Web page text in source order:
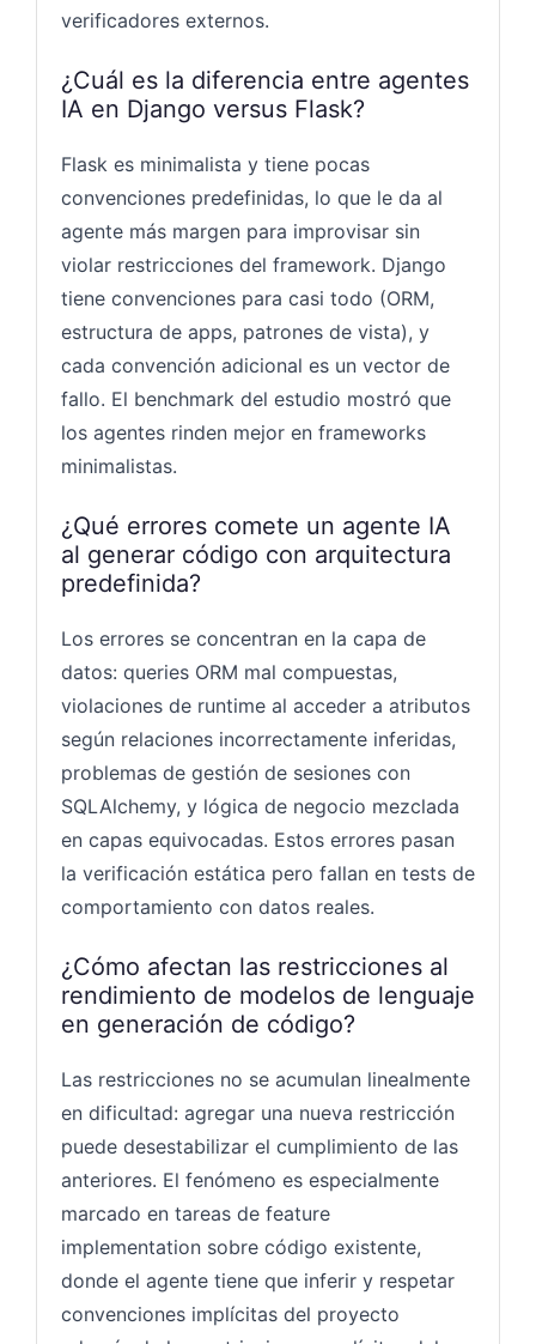
verificadores externos.
¿Cuál es la diferencia entre agentes
IA en Django versus Flask?
Flask es minimalista y tiene pocas
convenciones predefinidas, lo que le da al
agente más margen para improvisar sin
violar restricciones del framework. Django
tiene convenciones para casi todo (ORM,
estructura de apps, patrones de vista), y
cada convención adicional es un vector de
fallo. El benchmark del estudio mostró que
los agentes rinden mejor en frameworks
minimalistas.
¿Qué errores comete un agente IA
al generar código con arquitectura
predefinida?
Los errores se concentran en la capa de
datos: queries ORM mal compuestas,
violaciones de runtime al acceder a atributos
según relaciones incorrectamente inferidas,
problemas de gestión de sesiones con
SQLAlchemy, y lógica de negocio mezclada
en capas equivocadas. Estos errores pasan
la verificación estática pero fallan en tests de
comportamiento con datos reales.
¿Cómo afectan las restricciones al
rendimiento de modelos de lenguaje
en generación de código?
Las restricciones no se acumulan linealmente
en dificultad: agregar una nueva restricción
puede desestabilizar el cumplimiento de las
anteriores. El fenómeno es especialmente
marcado en tareas de feature
implementation sobre código existente,
donde el agente tiene que inferir y respetar
convenciones implícitas del proyecto